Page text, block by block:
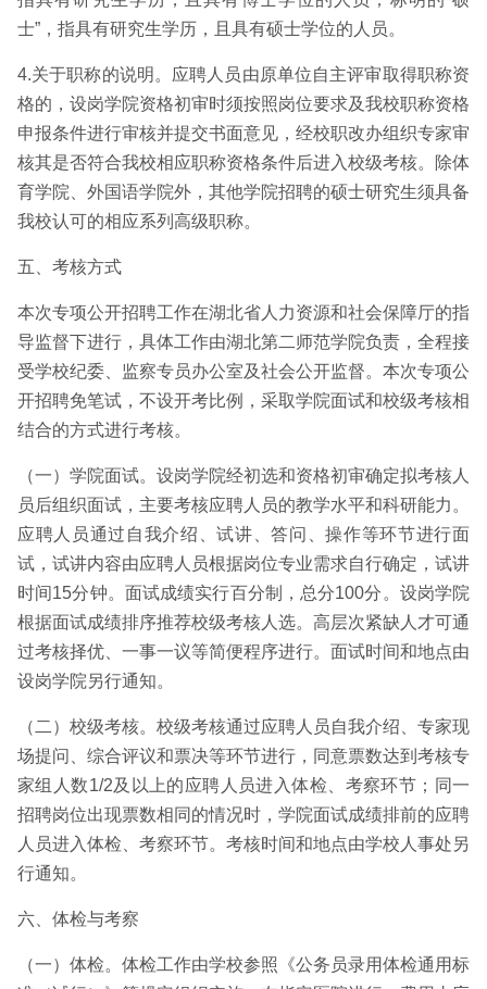
士”，指具有研究生学历，且具有硕士学位的人员。
4.关于职称的说明。应聘人员由原单位自主评审取得职称资
格的，设岗学院资格初审时须按照岗位要求及我校职称资格
申报条件进行审核并提交书面意见，经校职改办组织专家审
核其是否符合我校相应职称资格条件后进入校级考核。除体
育学院、外国语学院外，其他学院招聘的硕士研究生须具备
我校认可的相应系列高级职称。
五、考核方式
本次专项公开招聘工作在湖北省人力资源和社会保障厅的指
导监督下进行，具体工作由湖北第二师范学院负责，全程接
受学校纪委、监察专员办公室及社会公开监督。本次专项公
开招聘免笔试，不设开考比例，采取学院面试和校级考核相
结合的方式进行考核。
（一）学院面试。设岗学院经初选和资格初审确定拟考核人
员后组织面试，主要考核应聘人员的教学水平和科研能力。
应聘人员通过自我介绍、试讲、答问、操作等环节进行面
试，试讲内容由应聘人员根据岗位专业需求自行确定，试讲
时间15分钟。面试成绩实行百分制，总分100分。设岗学院
根据面试成绩排序推荐校级考核人选。高层次紧缺人才可通
过考核择优、一事一议等简便程序进行。面试时间和地点由
设岗学院另行通知。
（二）校级考核。校级考核通过应聘人员自我介绍、专家现
场提问、综合评议和票决等环节进行，同意票数达到考核专
家组人数1/2及以上的应聘人员进入体检、考察环节；同一
招聘岗位出现票数相同的情况时，学院面试成绩排前的应聘
人员进入体检、考察环节。考核时间和地点由学校人事处另
行通知。
六、体检与考察
（一）体检。体检工作由学校参照《公务员录用体检通用标